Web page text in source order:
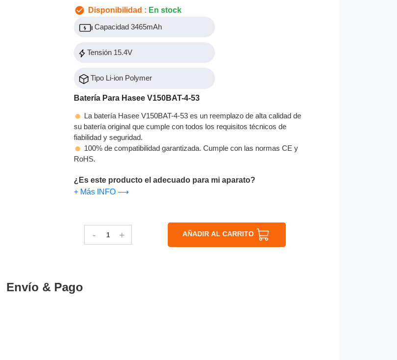
Disponibilidad : En stock
Capacidad 3465mAh
Tensión 15.4V
Tipo Li-ion Polymer
Batería Para Hasee V150BAT-4-53
La batería Hasee V150BAT-4-53 es un reemplazo de alta calidad de
su batería original que cumple con todos los requisitos técnicos de
fiabilidad y seguridad.
100% de compatibilidad garantizada. Cumple con las normas CE y
RoHS.
¿Es este producto el adecuado para mi aparato?
+ Más INFO ⟶
- + AÑADIR AL CARRITO
Envío & Pago